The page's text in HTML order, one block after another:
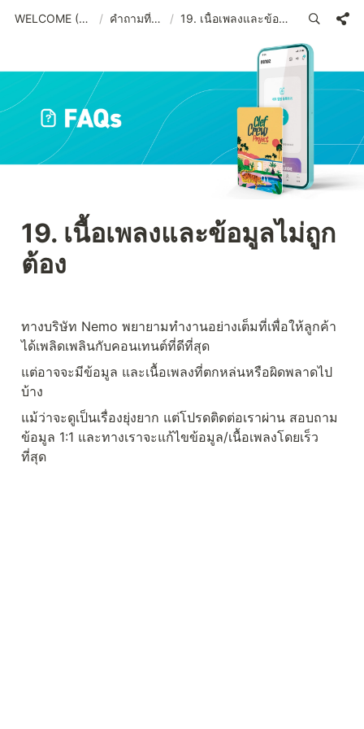
WELCOME (THA)_old / คำถามที่พบบ่อย / 19. เนื้อเพลงและข้อมูลไม่ถูกต้อง
19. เนื้อเพลงและข้อมูลไม่ถูก
ต้อง
ทางบริษัท Nemo พยายามทำงานอย่างเต็มที่เพื่อให้ลูกค้า
ได้เพลิดเพลินกับคอนเทนต์ที่ดีที่สุด
แต่อาจจะมีข้อมูล และเนื้อเพลงที่ตกหล่นหรือผิดพลาดไป
บ้าง
แม้ว่าจะดูเป็นเรื่องยุ่งยาก แต่โปรดติดต่อเราผ่าน สอบถาม
ข้อมูล 1:1 และทางเราจะแก้ไขข้อมูล/เนื้อเพลงโดยเร็ว
ที่สุด